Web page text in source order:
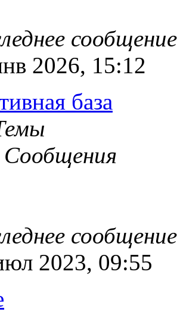
сообщение
2026, 15:12
база
Сообщения
сообщение
2023, 09:55